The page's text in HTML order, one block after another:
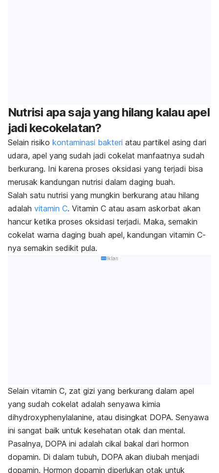
Nutrisi apa saja yang hilang kalau apel
jadi kecokelatan?
Selain risiko kontaminasi bakteri atau partikel asing dari
udara, apel yang sudah jadi cokelat manfaatnya sudah
berkurang. Ini karena proses oksidasi yang terjadi bisa
merusak kandungan nutrisi dalam daging buah.
Salah satu nutrisi yang mungkin berkurang atau hilang
adalah vitamin C. Vitamin C atau asam askorbat akan
hancur ketika proses oksidasi terjadi. Maka, semakin
cokelat warna daging buah apel, kandungan vitamin C-
nya semakin sedikit pula.
Iklan
Selain vitamin C, zat gizi yang berkurang dalam apel
yang sudah cokelat adalah senyawa kimia
dihydroxyphenylalanine, atau disingkat DOPA. Senyawa
ini sangat baik untuk kesehatan otak dan mental.
Pasalnya, DOPA ini adalah cikal bakal dari hormon
dopamin. Di dalam tubuh, DOPA akan diubah menjadi
dopamin. Hormon dopamin diperlukan otak untuk